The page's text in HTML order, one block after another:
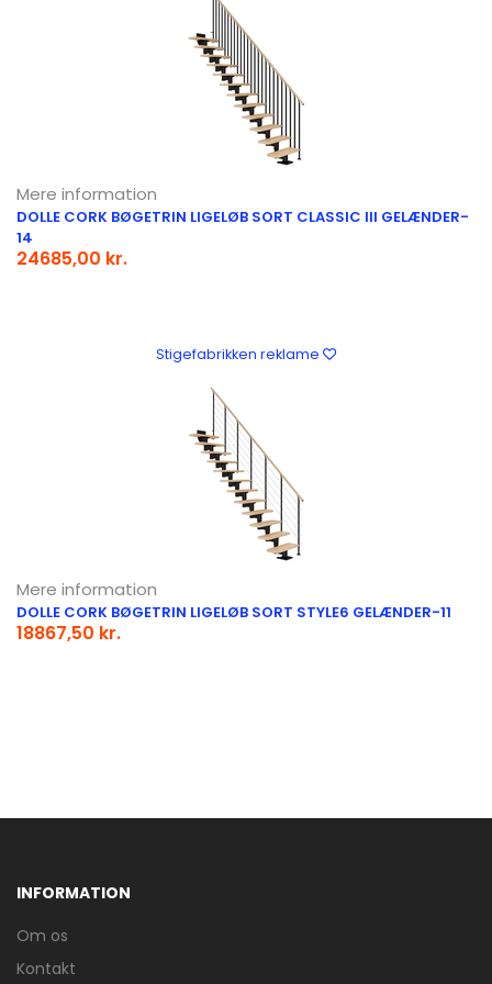
Mere information
DOLLE CORK BØGETRIN LIGELØB SORT CLASSIC III GELÆNDER-
14
24685,00 kr.
Stigefabrikken reklame
Mere information
DOLLE CORK BØGETRIN LIGELØB SORT STYLE6 GELÆNDER-11
18867,50 kr.
INFORMATION
Om os
Kontakt